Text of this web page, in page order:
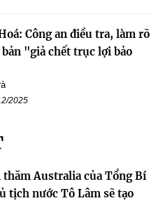
Công an điều tra, làm rõ
"giả chết trục lợi bảo
2025
thăm Australia của Tổng Bí
tịch nước Tô Lâm sẽ tạo